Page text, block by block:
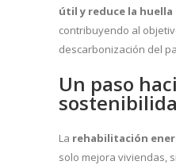
útil y reduce la huella
contribuyendo al
descarbonización del
Un paso
La rehabilitación
solo mejora viviendas,